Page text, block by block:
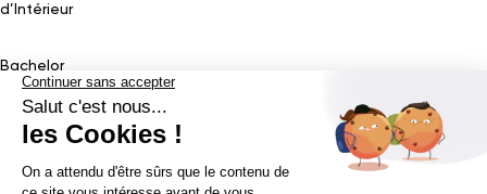
d’Intérieur
Bachelor
Bachelor Design Graphique
Bachelor Conception UI (en alternance)
Bachelor Cinéma
d’Animation 2D/3D
Bachelor Game
Interactive Design